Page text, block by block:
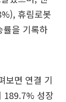
휴림로봇
을 기록하
보면 연결 기
189.7% 성장